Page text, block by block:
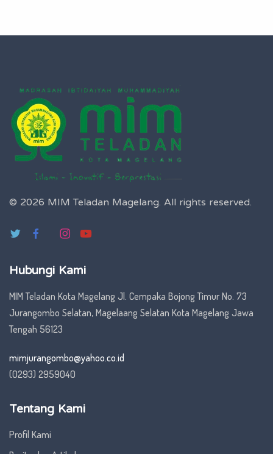
© 2026 MIM Teladan Magelang. All rights reserved.
Hubungi Kami
MIM Teladan Kota Magelang Jl. Cempaka Bojong Timur No. 73
Jurangombo Selatan, Magelaang Selatan Kota Magelang Jawa
Tengah 56123
mimjurangombo@yahoo.co.id
(0293) 2959040
Tentang Kami
Profil Kami